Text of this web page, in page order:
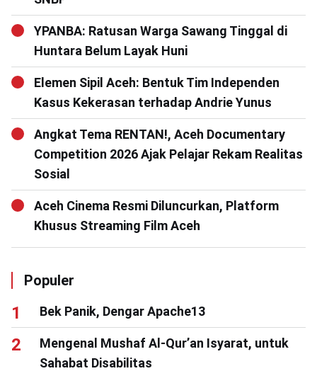
YPANBA: Ratusan Warga Sawang Tinggal di
Huntara Belum Layak Huni
Elemen Sipil Aceh: Bentuk Tim Independen
Kasus Kekerasan terhadap Andrie Yunus
Angkat Tema RENTAN!, Aceh Documentary
Competition 2026 Ajak Pelajar Rekam Realitas
Sosial
Aceh Cinema Resmi Diluncurkan, Platform
Khusus Streaming Film Aceh
Populer
Bek Panik, Dengar Apache13
Mengenal Mushaf Al-Qur’an Isyarat, untuk
Sahabat Disabilitas